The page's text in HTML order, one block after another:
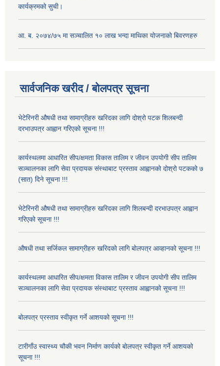
कार्यक्रमको सुची।
आ. ब. २०७४/७५ मा सञ्चालित १० लाख भन्दा माथिका योजनाको बिवरणहरु
सार्वजनिक खरीद / बोलपत्र सूचना
भेटेरिनरी औषधी तथा सामाग्रीहरु खरिदका लागि दोश्रो पटक शिलबन्दी
दरभाउपत्र आह्वान गरिएको सूचना !!!
कार्यस्थलमा आधारित सीप/क्षमता विकास तालिम र जीवन उपयोगी सीप तालिम
सञ्चालनका लागि सेवा प्रदायक संस्थाबाट प्रस्ताव आह्वानको दोश्रो पटकको ७
(सात) दिने सूचना !!!
भेटेरिनरी औषधी तथा सामाग्रीहरु खरिदका लागि शिलबन्दी दरभाउपत्र आह्वान
गरिएको सूचना !!!
औषधी तथा सर्जिकल सामाग्रीहरु खरिदको लागि बोलपत्र आव्हानको सूचना !!!
कार्यस्थलमा आधारित सीप/क्षमता विकास तालिम र जीवन उपयोगी सीप तालिम
सञ्चालनका लागि सेवा प्रदायक संस्थाबाट प्रस्ताव आह्वानको सूचना !!!
बोलपत्र प्रस्ताव स्वीकृत गर्ने आशयको सूचना !!!
टारीगाँउ स्वास्थ्य चौकी भवन निर्माण कार्यको बोलपत्र स्वीकृत गर्ने आशयको
सूचना !!!